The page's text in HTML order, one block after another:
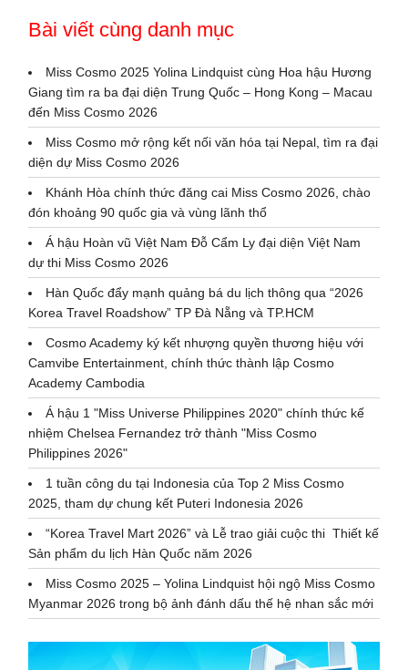
Bài viết cùng danh mục
Miss Cosmo 2025 Yolina Lindquist cùng Hoa hậu Hương
Giang tìm ra ba đại diện Trung Quốc – Hong Kong – Macau
đến Miss Cosmo 2026
Miss Cosmo mở rộng kết nối văn hóa tại Nepal, tìm ra đại
diện dự Miss Cosmo 2026
Khánh Hòa chính thức đăng cai Miss Cosmo 2026, chào
đón khoảng 90 quốc gia và vùng lãnh thổ
Á hậu Hoàn vũ Việt Nam Đỗ Cẩm Ly đại diện Việt Nam
dự thi Miss Cosmo 2026
Hàn Quốc đẩy mạnh quảng bá du lịch thông qua “2026
Korea Travel Roadshow” TP Đà Nẵng và TP.HCM
Cosmo Academy ký kết nhượng quyền thương hiệu với
Camvibe Entertainment, chính thức thành lập Cosmo
Academy Cambodia
Á hậu 1 "Miss Universe Philippines 2020" chính thức kế
nhiệm Chelsea Fernandez trở thành "Miss Cosmo
Philippines 2026"
1 tuần công du tại Indonesia của Top 2 Miss Cosmo
2025, tham dự chung kết Puteri Indonesia 2026
“Korea Travel Mart 2026” và Lễ trao giải cuộc thi Thiết kế
Sản phẩm du lịch Hàn Quốc năm 2026
Miss Cosmo 2025 – Yolina Lindquist hội ngộ Miss Cosmo
Myanmar 2026 trong bộ ảnh đánh dấu thế hệ nhan sắc mới